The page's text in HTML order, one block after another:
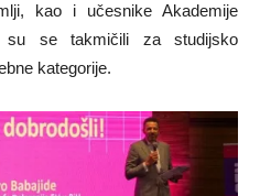
kao i učesnike Akademije
su se takmičili za studijsko
kategorije.